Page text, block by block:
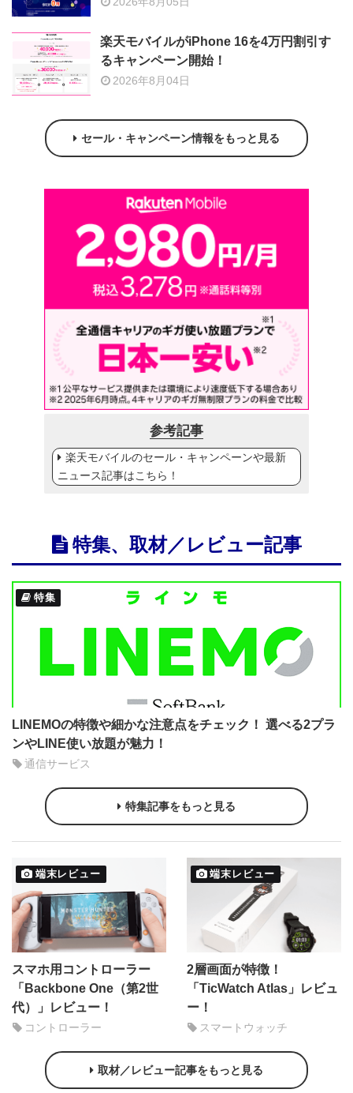
楽天モバイルがiPhone 16を4万円割引す
るキャンペーン開始！
2026年8月04日
セール・キャンペーン情報をもっと見る
参考記事
楽天モバイルのセール・キャンペーンや最新
ニュース記事はこちら！
特集、取材／レビュー記事
特集
LINEMOの特徴や細かな注意点をチェック！ 選べる2プラ
ンやLINE使い放題が魅力！
通信サービス
特集記事をもっと見る
端末レビュー
スマホ用コントローラー
「Backbone One（第2世
代）」レビュー！
コントローラー
端末レビュー
2層画面が特徴！
「TicWatch Atlas」レビュ
ー！
スマートウォッチ
取材／レビュー記事をもっと見る